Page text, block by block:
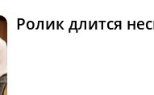
Ролик длится